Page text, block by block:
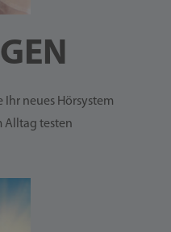
Ihr neues Hörsystem
Alltag testen